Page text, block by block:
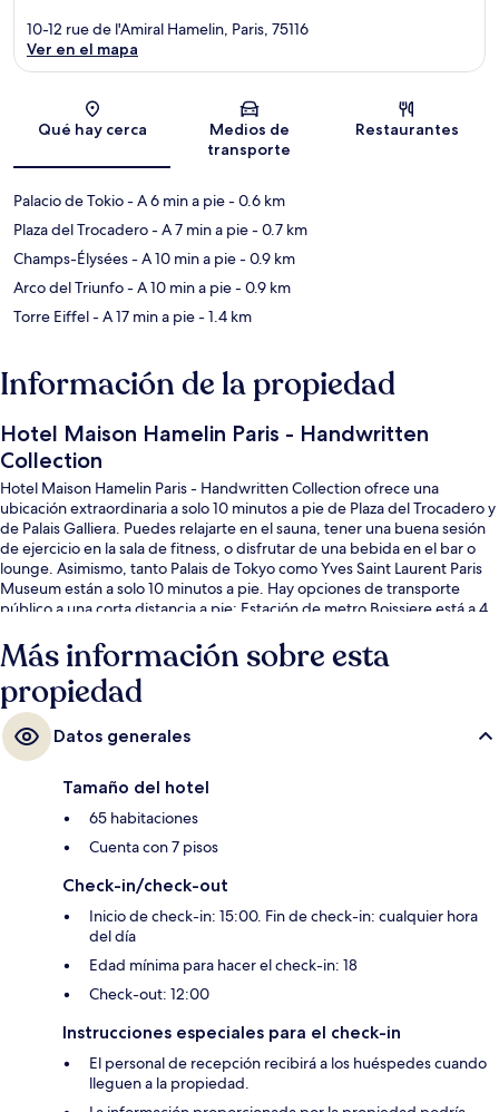
Sección del mapa
10-12 rue de l'Amiral Hamelin, Paris, 75116
Ver en el mapa
Qué hay cerca
Medios de
transporte
Restaurantes
Palacio de Tokio- A 6 min a pie- 0.6 km
Plaza del Trocadero- A 7 min a pie- 0.7 km
Champs-Élysées- A 10 min a pie- 0.9 km
Arco del Triunfo- A 10 min a pie- 0.9 km
Torre Eiffel- A 17 min a pie- 1.4 km
Información de la propiedad
Hotel Maison Hamelin Paris - Handwritten
Collection
Hotel Maison Hamelin Paris - Handwritten Collection ofrece una
ubicación extraordinaria a solo 10 minutos a pie de Plaza del Trocadero y
de Palais Galliera. Puedes relajarte en el sauna, tener una buena sesión
de ejercicio en la sala de fitness, o disfrutar de una bebida en el bar o
lounge. Asimismo, tanto Palais de Tokyo como Yves Saint Laurent Paris
Museum están a solo 10 minutos a pie. Hay opciones de transporte
público a una corta distancia a pie: Estación de metro Boissiere está a 4
Más información sobre esta
propiedad
Datos generales
Tamaño del hotel
65 habitaciones
Cuenta con 7 pisos
Check-in/check-out
Inicio de check-in: 15:00. Fin de check-in: cualquier hora
del día
Edad mínima para hacer el check-in: 18
Check-out: 12:00
Instrucciones especiales para el check-in
El personal de recepción recibirá a los huéspedes cuando
lleguen a la propiedad.